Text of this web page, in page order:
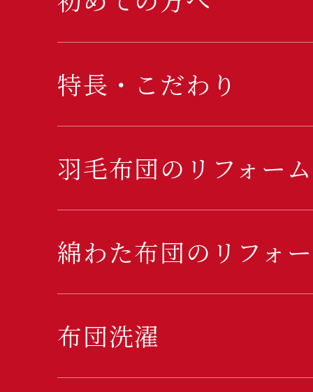
特長・こだわり
羽毛布団のリフォーム
綿わた布団のリフォ
布団洗濯